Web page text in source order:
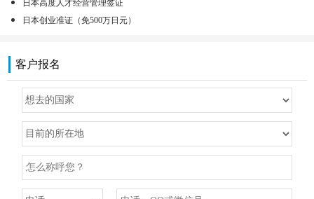
日本高度人才经营管理签证
日本创业准证（免500万日元）
客户报名